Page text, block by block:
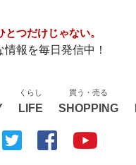
つだけじゃない。
報を毎日発信中！
くらし
LIFE
買う・売る
SHOPPING